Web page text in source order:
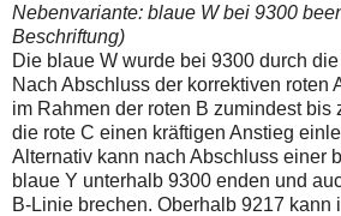
wallstreet-
online.de
verfügbar.
Nebenvariante: blaue W bei 9300
Beschriftung)
Die blaue W wurde bei 9300 durch
Nach Abschluss der korrektiven roten
im Rahmen der roten B zumindest bis
die rote C einen kräftigen Anstieg
Alternativ kann nach Abschluss einer
blaue Y unterhalb 9300 enden und
B-Linie brechen. Oberhalb 9217 kann